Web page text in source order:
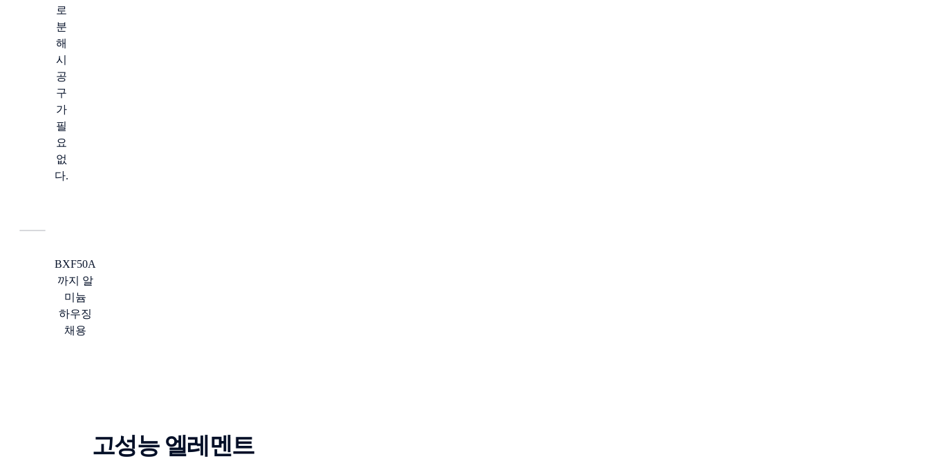
로
분
해
시
공
구
가
필
요
없
다.
BXF50A
까지 알
미늄
하우징
채용
고성능 엘레멘트